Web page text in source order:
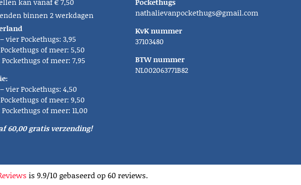
binnen 2 werkdagen
vier Pockethugs: 3,95
of meer: 5,50
of meer: 7,95
vier Pockethugs: 4,50
of meer: 9,50
of meer: 11,00
60,00 gratis verzending!
nathalievanpockethugs@gmail.com
KvK nummer
37103480
BTW nummer
NL002063771B82
is 9.9/10 gebaseerd op 60 reviews.